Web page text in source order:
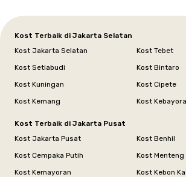
Kost Terbaik di Jakarta Selatan
Kost Jakarta Selatan
Kost Tebet
Kost Setiabudi
Kost Bintaro
Kost Kuningan
Kost Cipete
Kost Kemang
Kost
Kost Terbaik di Jakarta Pusat
Kost Jakarta Pusat
Kost Benhil
Kost Cempaka Putih
Kost Menteng
Kost Kemayoran
Kost Kebon